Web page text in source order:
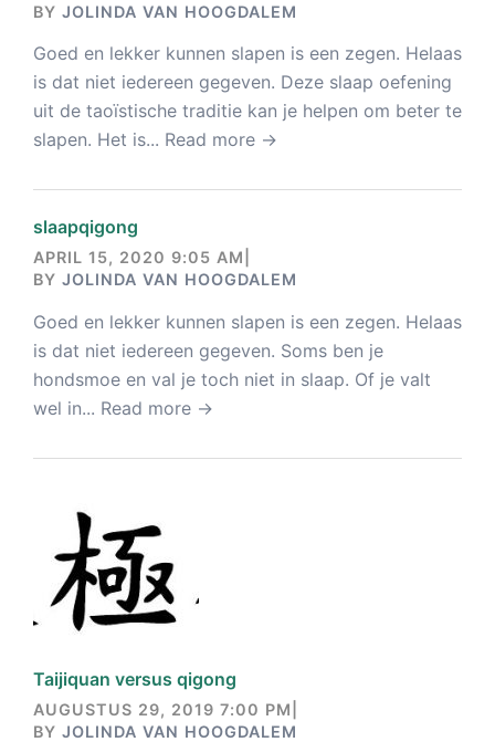
BY JOLINDA VAN HOOGDALEM
Goed en lekker kunnen slapen is een zegen. Helaas
is dat niet iedereen gegeven. Deze slaap oefening
uit de taoïstische traditie kan je helpen om beter te
slapen. Het is... Read more →
slaapqigong
APRIL 15, 2020 9:05 AM
BY JOLINDA VAN HOOGDALEM
Goed en lekker kunnen slapen is een zegen. Helaas
is dat niet iedereen gegeven. Soms ben je
hondsmoe en val je toch niet in slaap. Of je valt
wel in... Read more →
Taijiquan versus qigong
AUGUSTUS 29, 2019 7:00 PM
BY JOLINDA VAN HOOGDALEM